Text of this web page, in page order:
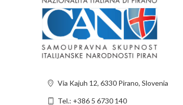
Via Kajuh 12, 6330 Pirano, Slovenia
Tel.: +386 5 6730 140